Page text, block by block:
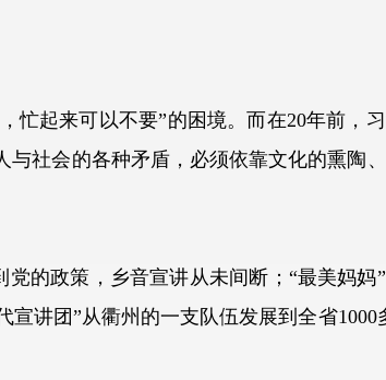
起来可以不要”的困境。而在20年前，
与社会的各种矛盾，必须依靠文化的熏陶
政策，乡音宣讲从未间断；“最美妈妈
讲团”从衢州的一支队伍发展到全省1000